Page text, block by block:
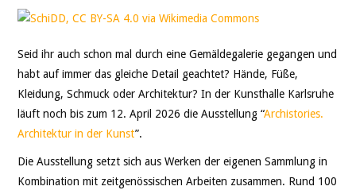
Seid ihr auch schon mal durch eine Gemäldegalerie gegangen und
habt auf immer das gleiche Detail geachtet? Hände, Füße,
Kleidung, Schmuck oder Architektur? In der Kunsthalle Karlsruhe
läuft noch bis zum 12. April 2026 die Ausstellung “Archistories.
Architektur in der Kunst”.
Die Ausstellung setzt sich aus Werken der eigenen Sammlung in
Kombination mit zeitgenössischen Arbeiten zusammen. Rund 100